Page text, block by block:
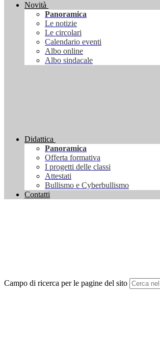
Novità
Panoramica
Le notizie
Le circolari
Calendario eventi
Albo online
Albo sindacale
Didattica
Panoramica
Offerta formativa
I progetti delle classi
Attestati
Bullismo e Cyberbullismo
Contatti
Campo di ricerca per le pagine del sito